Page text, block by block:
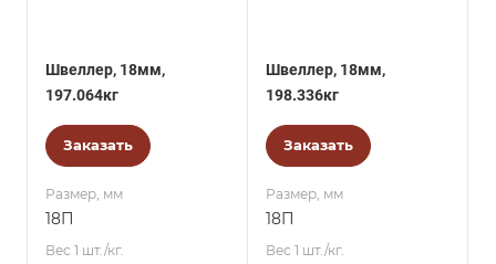
Швеллер, 18мм,
197.064кг
Заказать
Размер, мм
18П
Вес 1 шт./кг.
Швеллер, 18мм,
198.336кг
Заказать
Размер, мм
18П
Вес 1 шт./кг.